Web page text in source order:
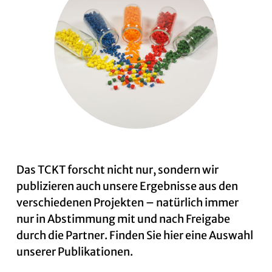
Auftragswesen
Forschungsprojekte
News
Kontakt
Das TCKT forscht nicht nur, sondern wir
publizieren auch unsere Ergebnisse aus den
verschiedenen Projekten – natürlich immer
nur in Abstimmung mit und nach Freigabe
durch die Partner. Finden Sie hier eine Auswahl
unserer Publikationen.